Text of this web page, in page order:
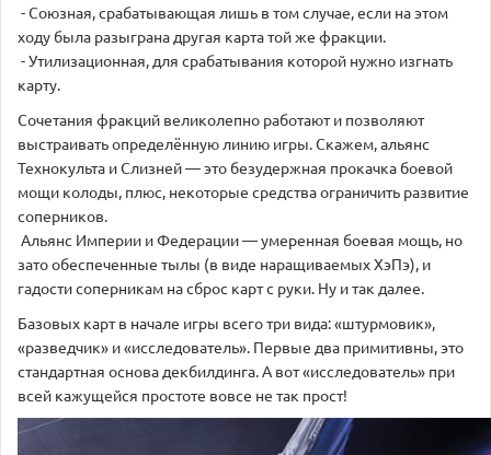
- Союзная, срабатывающая лишь в том случае, если на этом
ходу была разыграна другая карта той же фракции.
- Утилизационная, для срабатывания которой нужно изгнать
карту.
Сочетания фракций великолепно работают и позволяют
выстраивать определённую линию игры. Скажем, альянс
Технокульта и Слизней — это безудержная прокачка боевой
мощи колоды, плюс, некоторые средства ограничить развитие
соперников.
Альянс Империи и Федерации — умеренная боевая мощь, но
зато обеспеченные тылы (в виде наращиваемых ХэПэ), и
гадости соперникам на сброс карт с руки. Ну и так далее.
Базовых карт в начале игры всего три вида: «штурмовик»,
«разведчик» и «исследователь». Первые два примитивны, это
стандартная основа декбилдинга. А вот «исследователь» при
всей кажущейся простоте вовсе не так прост!